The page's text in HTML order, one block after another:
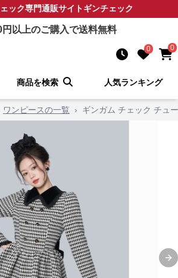
ック専門通販サイトギンチェック
円以上のご購入で送料無料
0 0
商品を検索 人気ランキング
ワンピースの一覧 › ギンガム チェック チュ